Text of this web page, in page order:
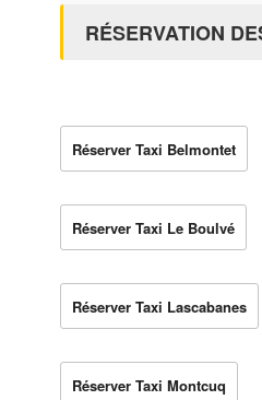
RÉSERVATION
Réserver Taxi Belmontet
Réserver Taxi Le Boulvé
Réserver Taxi Lascabanes
Réserver Taxi Montcuq